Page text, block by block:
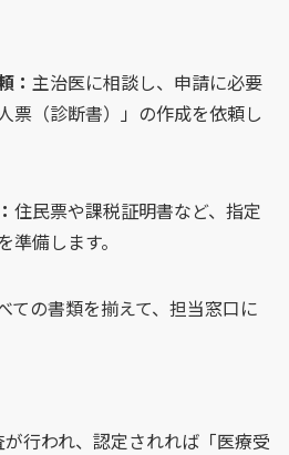
： 主治医に相談し、申請に必要
票（診断書）」の作成を依頼し
住民票や課税証明書など、指定
準備します。
ての書類を揃えて、担当窓口に
行われ、認定されれば「医療受